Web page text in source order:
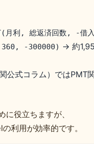
月利, 総返済回数, -借
360, -300000) → 約
公式コラム）ではPMT
役立ちますが、
利用が効率的です。